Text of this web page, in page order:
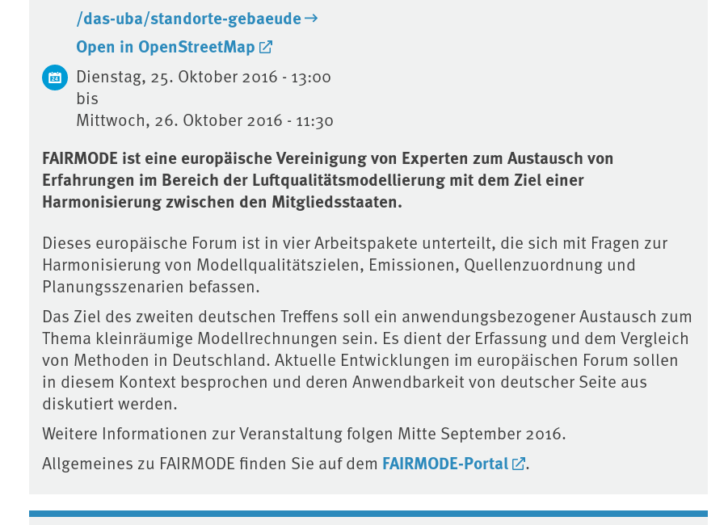
/das-uba/standorte-gebaeude
Open in OpenStreetMap
Dienstag, 25. Oktober 2016 - 13:00
bis
Mittwoch, 26. Oktober 2016 - 11:30
FAIRMODE ist eine europäische Vereinigung von Experten zum Austausch von
Erfahrungen im Bereich der Luftqualitätsmodellierung mit dem Ziel einer
Harmonisierung zwischen den Mitgliedsstaaten.
Dieses europäische Forum ist in vier Arbeitspakete unterteilt, die sich mit Fragen zur
Harmonisierung von Modellqualitätszielen, Emissionen, Quellenzuordnung und
Planungsszenarien befassen.
Das Ziel des zweiten deutschen Treffens soll ein anwendungsbezogener Austausch zum
Thema kleinräumige Modellrechnungen sein. Es dient der Erfassung und dem Vergleich
von Methoden in Deutschland. Aktuelle Entwicklungen im europäischen Forum sollen
in diesem Kontext besprochen und deren Anwendbarkeit von deutscher Seite aus
diskutiert werden.
Weitere Informationen zur Veranstaltung folgen Mitte September 2016.
Allgemeines zu FAIRMODE finden Sie auf dem FAIRMODE-Portal .